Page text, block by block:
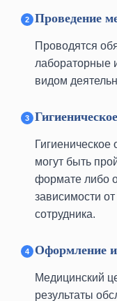
Проведение
Проводятся
лабораторные
видом
Гигиеническое
могут быть
формате либо
зависимости
сотрудника.
Оформление
Медицинский
результаты
м.
м.